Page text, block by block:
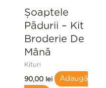
Șoaptele
Pădurii – Kit
Broderie De
Mână
Kituri
90,00 lei
Adaugă